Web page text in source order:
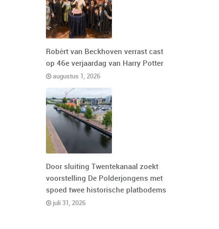
Robèrt van Beckhoven verrast cast
op 46e verjaardag van Harry Potter
augustus 1, 2026
Door sluiting Twentekanaal zoekt
voorstelling De Polderjongens met
spoed twee historische platbodems
juli 31, 2026